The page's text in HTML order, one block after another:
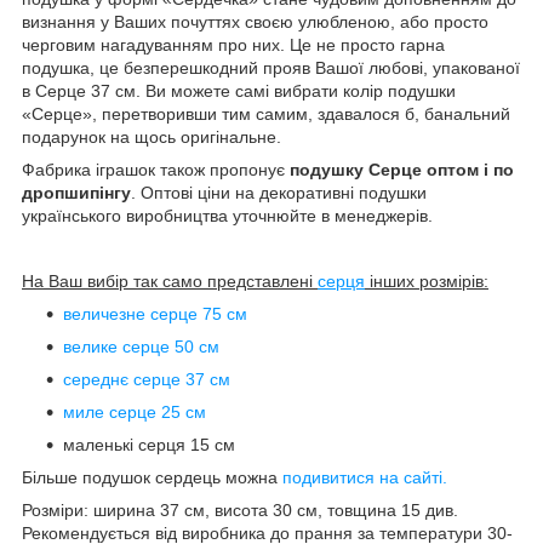
визнання у Ваших почуттях своєю улюбленою, або просто
черговим нагадуванням про них. Це не просто гарна
подушка, це безперешкодний прояв Вашої любові, упакованої
в Серце 37 см. Ви можете самі вибрати колір подушки
«Серце», перетворивши тим самим, здавалося б, банальний
подарунок на щось оригінальне.
Фабрика іграшок також пропонує подушку Серце оптом і по
дропшипінгу . Оптові ціни на декоративні подушки
українського виробництва уточнюйте в менеджерів.
На Ваш вибір так само представлені серця інших розмірів:
величезне серце 75 см
велике серце 50 см
середнє серце 37 см
миле серце 25 см
маленькі серця 15 см
Більше подушок сердець можна подивитися на сайті.
Розміри: ширина 37 см, висота 30 см, товщина 15 див.
Рекомендується від виробника до прання за температури 30-